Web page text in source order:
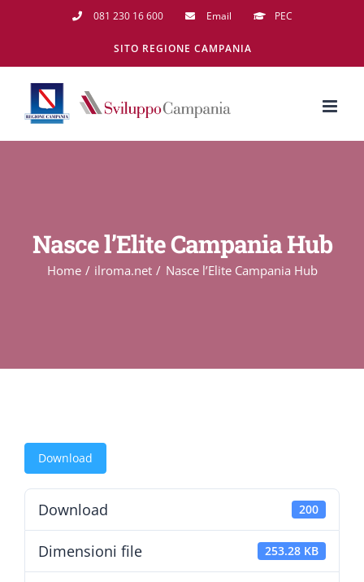
081 230 16 600 Email PEC
SITO REGIONE CAMPANIA
Nasce l’Elite Campania Hub
Home ilroma.net Nasce l’Elite Campania Hub
Download
Download 200
Dimensioni file 253.28 KB